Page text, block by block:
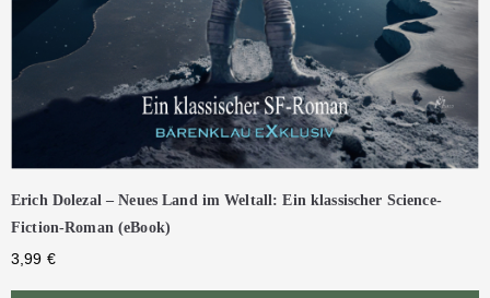
Erich Dolezal – Neues Land im Weltall: Ein klassischer Science-
Fiction-Roman (eBook)
3,99 €